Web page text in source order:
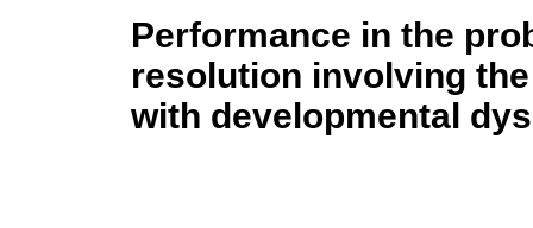
Performance in the
resolution involving
with developmental